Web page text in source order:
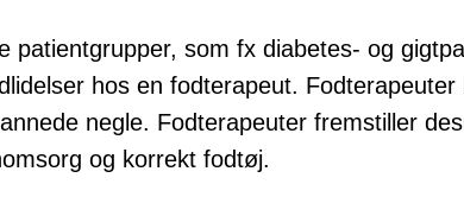
patientgrupper, som fx diabetes- og
hos en fodterapeut.
negle. Fodterapeuter fremstiller
og korrekt fodtøj.